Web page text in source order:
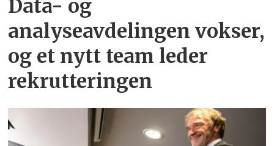
Data- og
analyseavdelingen vokser,
og et nytt team leder
rekrutteringen